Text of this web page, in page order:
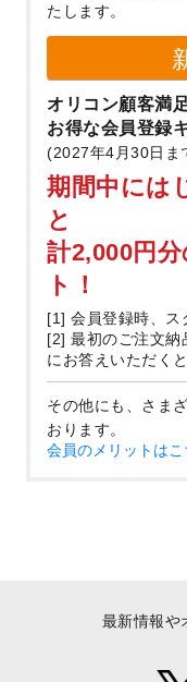
たします。
オリコン顧客満
お得な会員登録
(2027年4月30日ま
期間中には
と
計2,000円
ト！
[1] 会員登録時、ス
[2] 最初のご注文納
にお答えいただく
その他にも、さま
おります。
会員のメリットはこ
最新情報や